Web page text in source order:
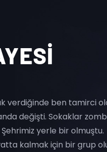
verdiğinde ben tamirci
değişti. Sokaklar
yerle bir olmuştu.
kalmak için bir grup